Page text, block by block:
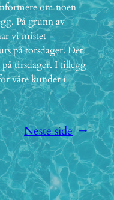
om noen
På grunn av
vi mistet
på torsdager. Det
tirsdager. I tillegg
våre kunder i
Neste side →